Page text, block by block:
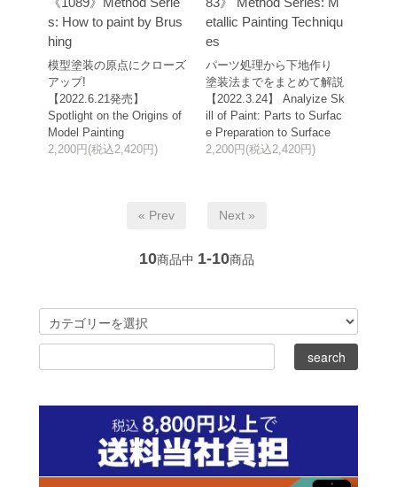
s: How to paint by Brus
hing
模型塗装の原点にクローズ
アップ!
【2022.6.21発売】
Spotlight on the Origins of
Model Painting
2,200円(税込2,420円)
etallic Painting Techniqu
es
パーツ処理から下地作り
塗装法までをまとめて解説
【2022.3.24】 Analyize Sk
ill of Paint: Parts to Surfac
e Preparation to Surface
2,200円(税込2,420円)
« Prev Next »
10商品中 1-10商品